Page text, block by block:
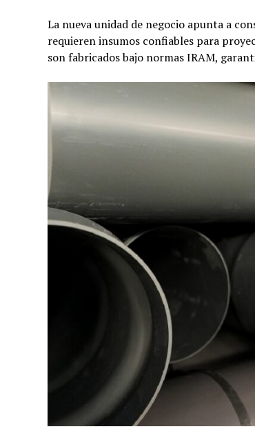
La nueva unidad de negocio apunta a
requieren insumos confiables para
son fabricados bajo normas IRAM,